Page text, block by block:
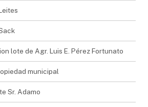
lote de Agr. Luis E. Pérez Fortunato
municipal
Sr. Adamo